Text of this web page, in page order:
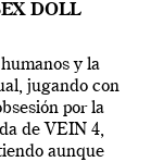
DOLL
y la
jugando con
por la
de VEIN 4,
aunque